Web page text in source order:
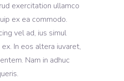
exercitation ullamco
ex ea commodo.
vel ad, ius simul
In eos altera iuvaret,
Nam in adhuc